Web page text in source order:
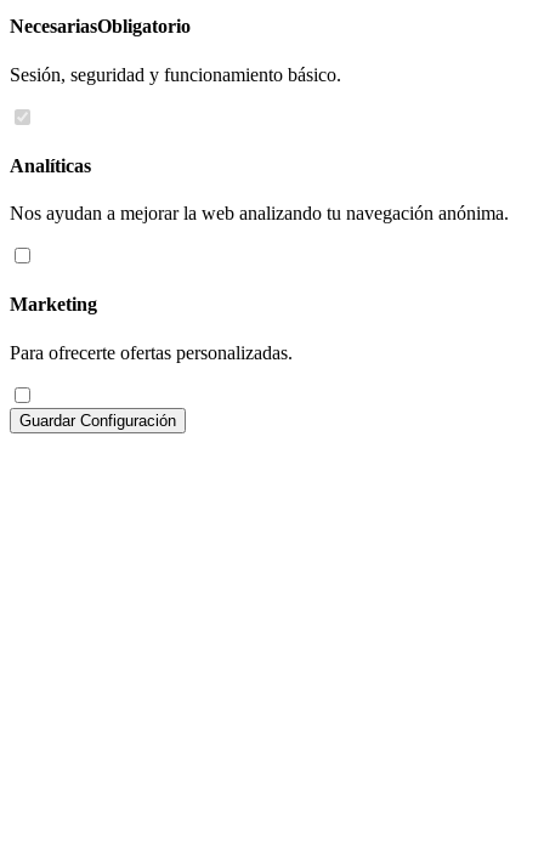
NecesariasObligatorio
Sesión, seguridad y funcionamiento básico.
Analíticas
Nos ayudan a mejorar la web analizando tu navegación anónima.
Marketing
Para ofrecerte ofertas personalizadas.
Guardar Configuración